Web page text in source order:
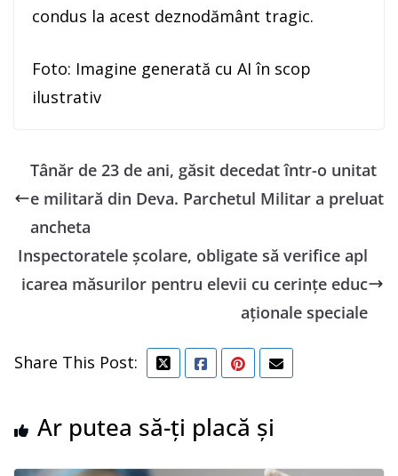
condus la acest deznodământ tragic.
Foto: Imagine generată cu AI în scop
ilustrativ
Tânăr de 23 de ani, găsit decedat într-o unitat
e militară din Deva. Parchetul Militar a preluat
ancheta
Inspectoratele școlare, obligate să verifice apl
icarea măsurilor pentru elevii cu cerințe educ
aționale speciale
Share This Post:
Ar putea să-ți placă și